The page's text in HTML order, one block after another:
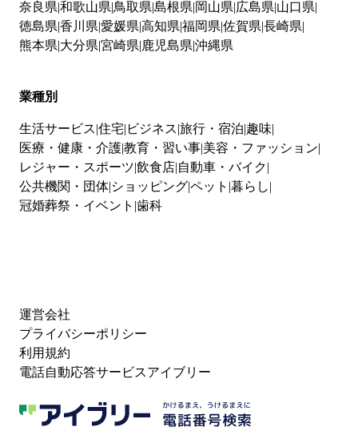
奈良県 和歌山県 鳥取県 島根県 岡山県 広島県 山口県
徳島県 香川県 愛媛県 高知県 福岡県 佐賀県 長崎県
熊本県 大分県 宮崎県 鹿児島県 沖縄県
業種別
生活サービス 住宅 ビジネス 旅行・宿泊 趣味
医療・健康・介護教育・習い事 美容・ファッション
レジャー・スポーツ 飲食店 自動車・バイク
公共機関・団体 ショッピングペット 暮らし
冠婚葬祭・イベント 歯科
運営会社
プライバシーポリシー
利用規約
電話自動応答サービスアイブリー